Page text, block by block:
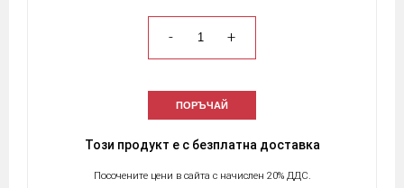
- +
ПОРЪЧАЙ
Този продукт е с безплатна доставка
Посочените цени в сайта с начислен 20% ДДС.